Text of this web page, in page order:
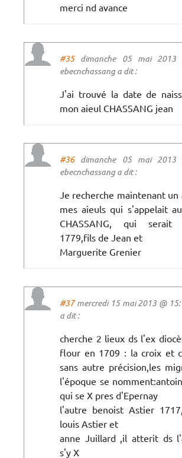
merci nd avance
#35dimanche 05 mai 2013
ebecnchassang a dit :
J'ai trouvé la date de
mon aieul CHASSANG jean
#36dimanche 05 mai 2013
ebecnchassang a dit :
Je recherche maintenant un
mes aieuls qui s'appelait
CHASSANG, qui
1779,fils de Jean et
Marguerite Grenier
#37mercredi 15 mai 2013 @
a dit :
cherche 2 lieux ds l'ex
flour en 1709 : la croix et
sans autre précision,les
l'époque se
qui se X pres d'Epernay
l'autre benoist Astier
louis Astier et
anne Juillard ,il atterit ds
s'y X